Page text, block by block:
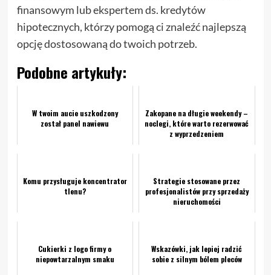
finansowym lub ekspertem ds. kredytów
hipotecznych, którzy pomogą ci znaleźć najlepszą
opcję dostosowaną do twoich potrzeb.
Podobne artykuły:
W twoim aucie uszkodzony
został panel nawiewu
Zakopane na długie weekendy –
noclegi, które warto rezerwować
z wyprzedzeniem
Komu przysługuje koncentrator
tlenu?
Strategie stosowane przez
profesjonalistów przy sprzedaży
nieruchomości
Cukierki z logo firmy o
niepowtarzalnym smaku
Wskazówki, jak lepiej radzić
sobie z silnym bólem pleców